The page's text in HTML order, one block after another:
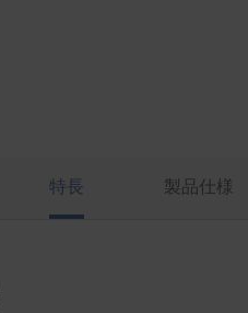
特長 製品仕様